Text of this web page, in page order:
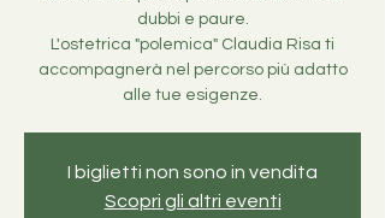
dubbi e paure.
L'ostetrica "polemica" Claudia Risa ti
accompagnerà nel percorso più adatto
alle tue esigenze.
I biglietti non sono in vendita
Scopri gli altri eventi